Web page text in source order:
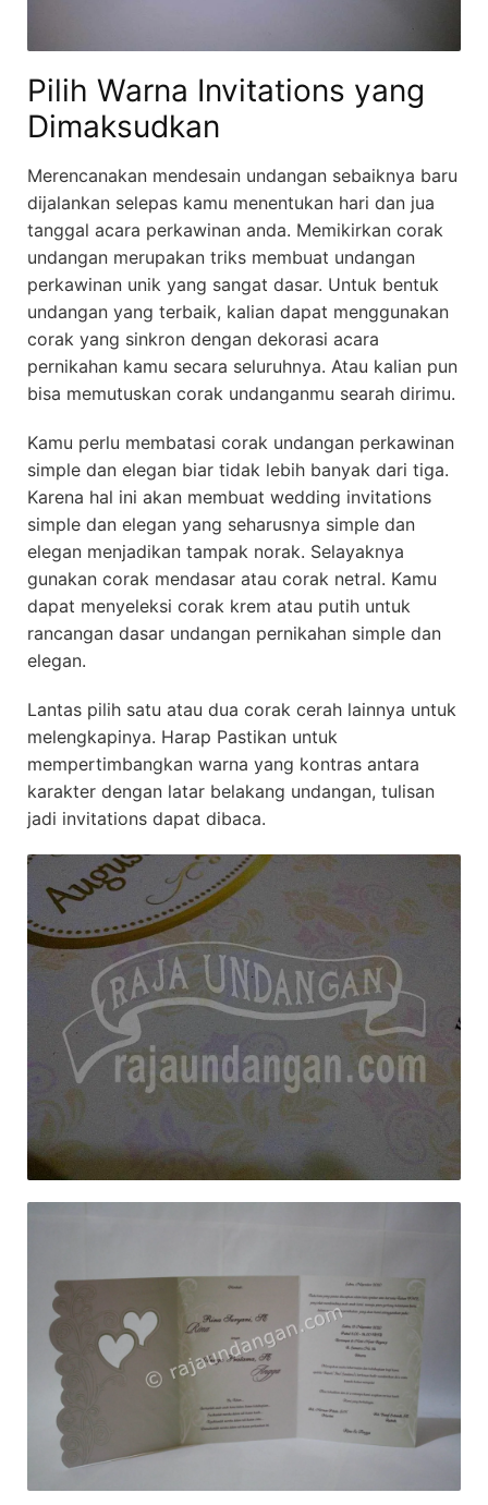
Pilih Warna Invitations yang
Dimaksudkan
Merencanakan mendesain undangan sebaiknya baru
dijalankan selepas kamu menentukan hari dan jua
tanggal acara perkawinan anda. Memikirkan corak
undangan merupakan triks membuat undangan
perkawinan unik yang sangat dasar. Untuk bentuk
undangan yang terbaik, kalian dapat menggunakan
corak yang sinkron dengan dekorasi acara
pernikahan kamu secara seluruhnya. Atau kalian pun
bisa memutuskan corak undanganmu searah dirimu.
Kamu perlu membatasi corak undangan perkawinan
simple dan elegan biar tidak lebih banyak dari tiga.
Karena hal ini akan membuat wedding invitations
simple dan elegan yang seharusnya simple dan
elegan menjadikan tampak norak. Selayaknya
gunakan corak mendasar atau corak netral. Kamu
dapat menyeleksi corak krem atau putih untuk
rancangan dasar undangan pernikahan simple dan
elegan.
Lantas pilih satu atau dua corak cerah lainnya untuk
melengkapinya. Harap Pastikan untuk
mempertimbangkan warna yang kontras antara
karakter dengan latar belakang undangan, tulisan
jadi invitations dapat dibaca.